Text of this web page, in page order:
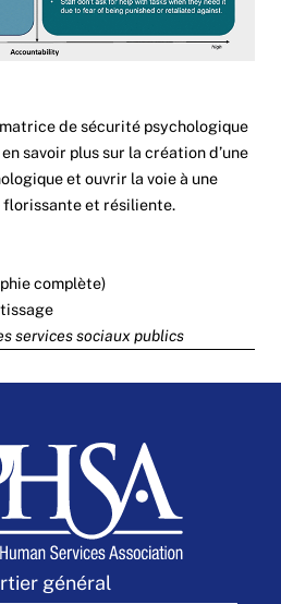
de sécurité psychologique
savoir plus sur la création d’une
et ouvrir la voie à une
et résiliente.
complète)
services sociaux publics
général